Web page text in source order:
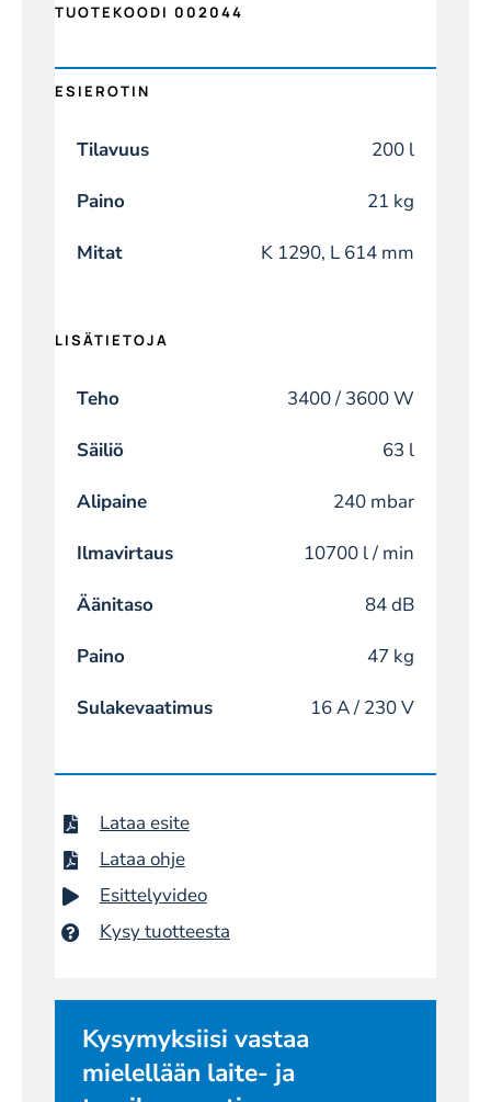
TUOTEKOODI 002044
ESIEROTIN
Tilavuus 200 l
Paino 21 kg
Mitat K 1290, L 614 mm
LISÄTIETOJA
Teho 3400 / 3600 W
Säiliö 63 l
Alipaine 240 mbar
Ilmavirtaus 10700 l / min
Äänitaso 84 dB
Paino 47 kg
Sulakevaatimus 16 A / 230 V
Lataa esite
Lataa ohje
Esittelyvideo
Kysy tuotteesta
Kysymyksiisi vastaa
mielellään laite- ja